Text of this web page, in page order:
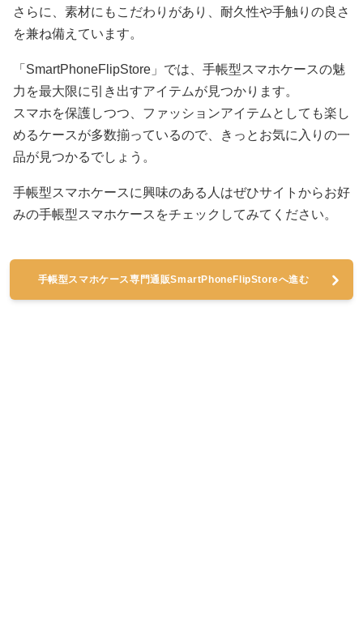
さらに、素材にもこだわりがあり、耐久性や手触りの良さ
を兼ね備えています。
「SmartPhoneFlipStore」では、手帳型スマホケースの魅
力を最大限に引き出すアイテムが見つかります。
スマホを保護しつつ、ファッションアイテムとしても楽し
めるケースが多数揃っているので、きっとお気に入りの一
品が見つかるでしょう。
手帳型スマホケースに興味のある人はぜひサイトからお好
みの手帳型スマホケースをチェックしてみてください。
手帳型スマホケース専門通販SmartPhoneFlipStoreへ進む